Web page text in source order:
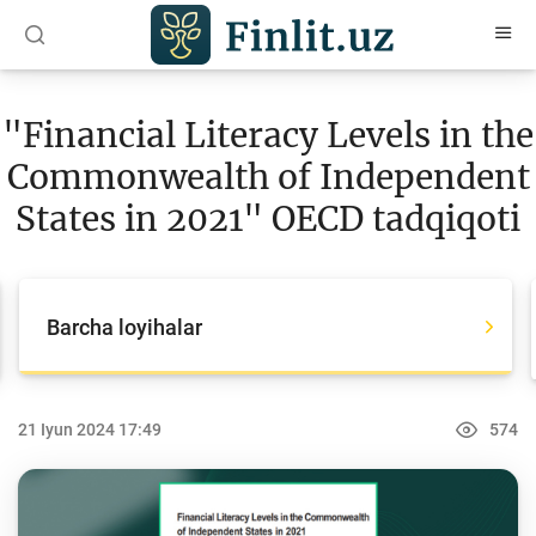
Maqolalar
O‘quv qo‘llanmalar
Olimpiadalar va chempionatlar
"Financial Literacy Levels in the
Commonwealth of Independent
States in 2021" OECD tadqiqoti
Barcha loyihalar
21 Iyun 2024 17:49 574